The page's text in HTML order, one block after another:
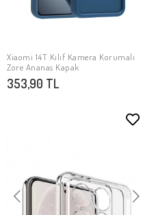
SEPETE EKLE
Xiaomi 14T Kılıf Kamera Korumalı
Zore Ananas Kapak
353,90 TL